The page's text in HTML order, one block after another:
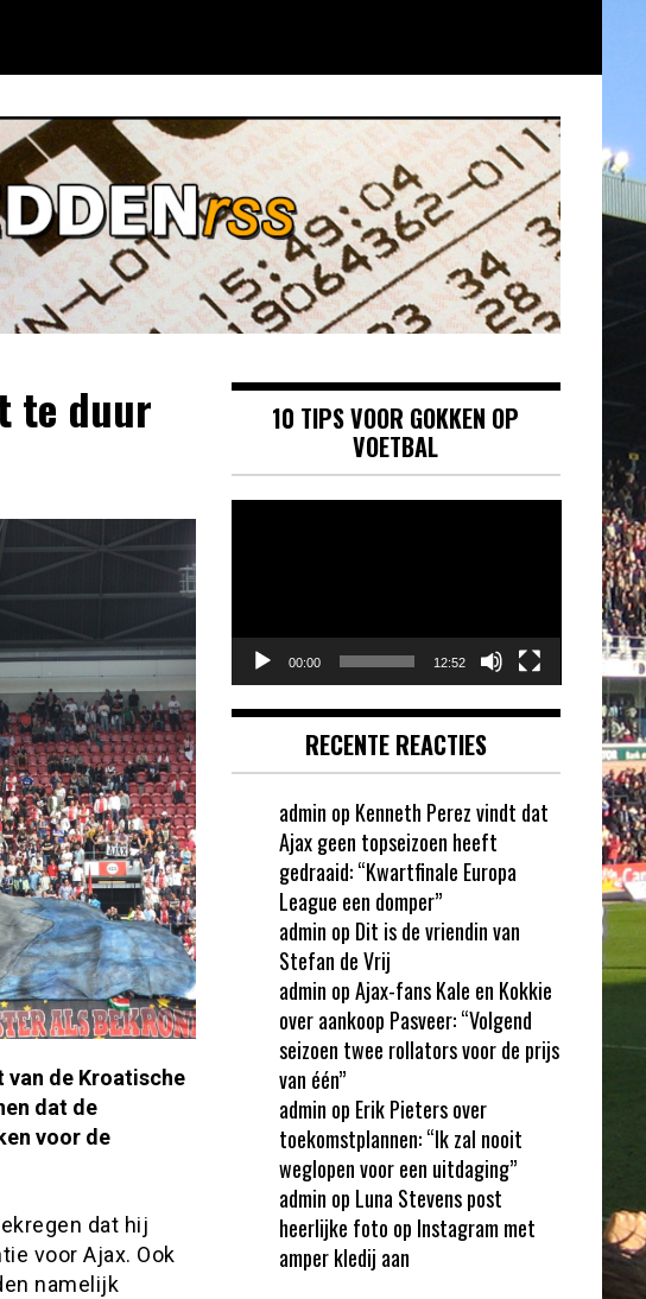
te duur
de Kroatische
dat de
voor de
dat hij
voor Ajax. Ook
namelijk
10 TIPS VOOR GOKKEN OP
VOETBAL
00:00 12:52
RECENTE REACTIES
admin op Kenneth Perez vindt dat
Ajax geen topseizoen heeft
gedraaid: “Kwartfinale Europa
League een domper”
admin op Dit is de vriendin van
Stefan de Vrij
admin opAjax-fans Kale en Kokkie
over aankoop Pasveer: “Volgend
seizoen twee rollators voor de prijs
van één”
admin op Erik Pieters over
toekomstplannen: “Ik zal nooit
weglopen voor een uitdaging”
admin op Luna Stevens post
heerlijke foto op Instagram met
amper kledij aan